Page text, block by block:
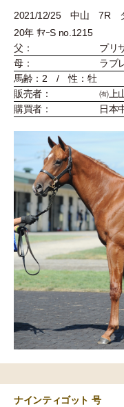
2021/12/25 中山 7R
20年 ｻﾏｰS no.1215
父：
プリ
母：
ラブ
馬齢：2 / 性：牡
販売者：
㈲上
購買者：
日本
ナインティゴット 号